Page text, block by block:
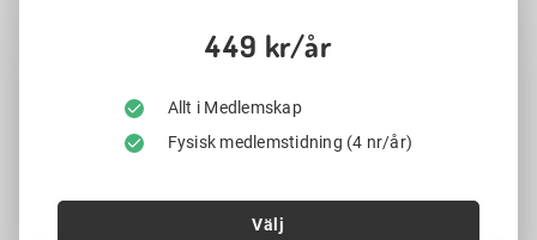
449 kr/år
Allt i Medlemskap
Fysisk medlemstidning (4 nr/år)
Välj